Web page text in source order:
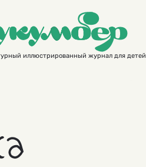
иллюстрированный журнал для детей